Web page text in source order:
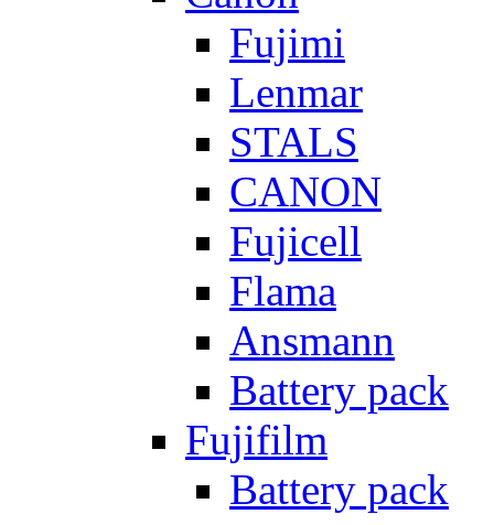
Fujimi
Lenmar
STALS
CANON
Fujicell
Flama
Ansmann
Battery pack
Fujifilm
Battery pack